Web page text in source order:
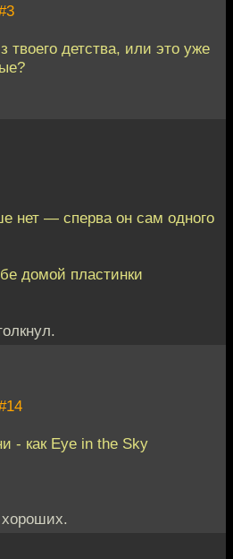
твоего детства, или это уже
нет — сперва он сам одного
домой пластинки
- как Eye in the Sky
хороших.